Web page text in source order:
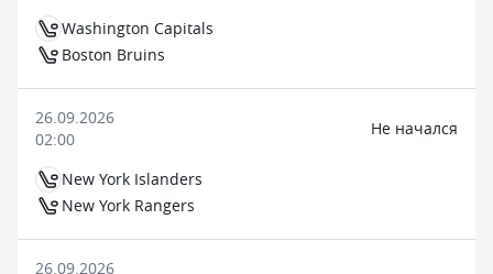
Washington Capitals
Boston Bruins
26.09.2026
02:00
New York Islanders
New York Rangers
Не начался
26.09.2026